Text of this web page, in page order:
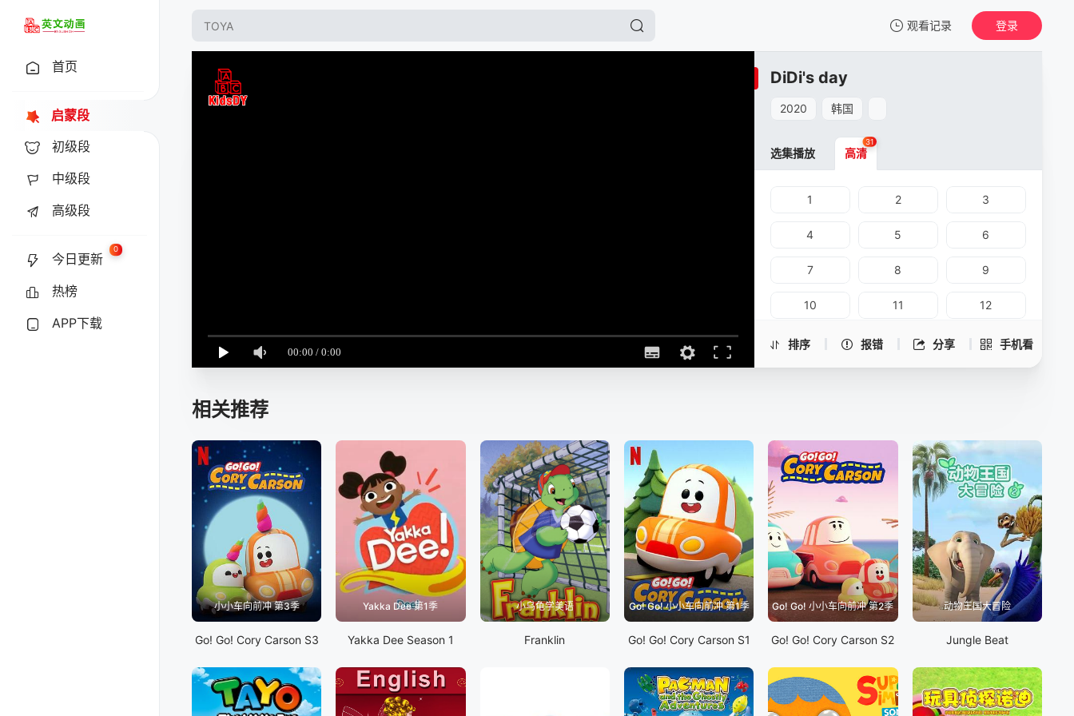
观看记录 登录
首页
启蒙段
初级段
中级段
高级段
今日更新
0
热榜
APP下载
DiDi's day
2020 韩国
排序 报错 分享 手机看
DiDi's day -28
选集播放 高清
31
1 2 3
4 5 6
7 8 9
10 11 12
13 15
23
25 27
28 29
31
相关推荐
小小车向前冲 第3季
Go! Go! Cory Carson S3
Yakka Dee 第1季
Yakka Dee Season 1
小乌龟学美语
Franklin
Go! Go! 小小车向前冲 第1季
Go! Go! Cory Carson S1
Go! Go! 小小车向前冲 第2季
Go! Go! Cory Carson S2
动物王国大冒险
Jungle Beat